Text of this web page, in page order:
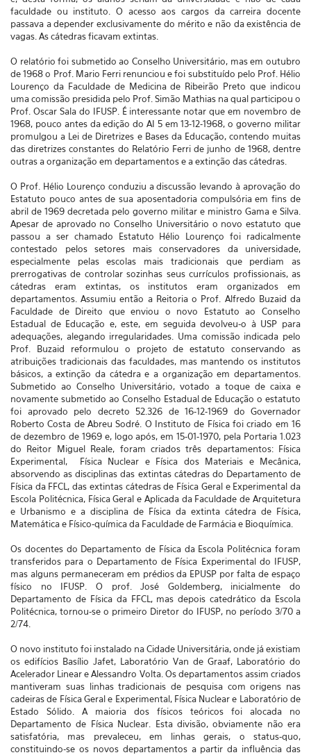
faculdade ou instituto. O acesso aos cargos da carreira docente
passava a depender exclusivamente do mérito e não da existência de
vagas. As cátedras ficavam extintas.
O relatório foi submetido ao Conselho Universitário, mas em outubro
de 1968 o Prof. Mario Ferri renunciou e foi substituído pelo Prof. Hélio
Lourenço da Faculdade de Medicina de Ribeirão Preto que indicou
uma comissão presidida pelo Prof. Simão Mathias na qual participou o
Prof. Oscar Sala do IFUSP. É interessante notar que em novembro de
1968, pouco antes da edição do AI 5 em 13-12-1968, o governo militar
promulgou a Lei de Diretrizes e Bases da Educação, contendo muitas
das diretrizes constantes do Relatório Ferri de junho de 1968, dentre
outras a organização em departamentos e a extinção das cátedras.
O Prof. Hélio Lourenço conduziu a discussão levando à aprovação do
Estatuto pouco antes de sua aposentadoria compulsória em fins de
abril de 1969 decretada pelo governo militar e ministro Gama e Silva.
Apesar de aprovado no Conselho Universitário o novo estatuto que
passou a ser chamado Estatuto Hélio Lourenço foi radicalmente
contestado pelos setores mais conservadores da universidade,
especialmente pelas escolas mais tradicionais que perdiam as
prerrogativas de controlar sozinhas seus currículos profissionais, as
cátedras eram extintas, os institutos eram organizados em
departamentos. Assumiu então a Reitoria o Prof. Alfredo Buzaid da
Faculdade de Direito que enviou o novo Estatuto ao Conselho
Estadual de Educação e, este, em seguida devolveu-o à USP para
adequações, alegando irregularidades. Uma comissão indicada pelo
Prof. Buzaid reformulou o projeto de estatuto conservando as
atribuições tradicionais das faculdades, mas mantendo os institutos
básicos, a extinção da cátedra e a organização em departamentos.
Submetido ao Conselho Universitário, votado a toque de caixa e
novamente submetido ao Conselho Estadual de Educação o estatuto
foi aprovado pelo decreto 52.326 de 16-12-1969 do Governador
Roberto Costa de Abreu Sodré. O Instituto de Física foi criado em 16
de dezembro de 1969 e, logo após, em 15-01-1970, pela Portaria 1.023
do Reitor Miguel Reale, foram criados três departamentos: Física
Experimental, Física Nuclear e Física dos Materiais e Mecânica,
absorvendo as disciplinas das extintas cátedras do Departamento de
Física da FFCL, das extintas cátedras de Física Geral e Experimental da
Escola Politécnica, Física Geral e Aplicada da Faculdade de Arquitetura
e Urbanismo e a disciplina de Física da extinta cátedra de Física,
Matemática e Físico-química da Faculdade de Farmácia e Bioquímica.
Os docentes do Departamento de Física da Escola Politécnica foram
transferidos para o Departamento de Física Experimental do IFUSP,
mas alguns permaneceram em prédios da EPUSP por falta de espaço
físico no IFUSP. O prof. José Goldemberg, inicialmente do
Departamento de Física da FFCL, mas depois catedrático da Escola
Politécnica, tornou-se o primeiro Diretor do IFUSP, no período 3/70 a
2/74.
O novo instituto foi instalado na Cidade Universitária, onde já existiam
os edifícios Basílio Jafet, Laboratório Van de Graaf, Laboratório do
Acelerador Linear e Alessandro Volta. Os departamentos assim criados
mantiveram suas linhas tradicionais de pesquisa com origens nas
cadeiras de Física Geral e Experimental, Física Nuclear e Laboratório de
Estado Sólido. A maioria dos físicos teóricos foi alocada no
Departamento de Física Nuclear. Esta divisão, obviamente não era
satisfatória, mas prevaleceu, em linhas gerais, o status-quo,
constituindo-se os novos departamentos a partir da influência das